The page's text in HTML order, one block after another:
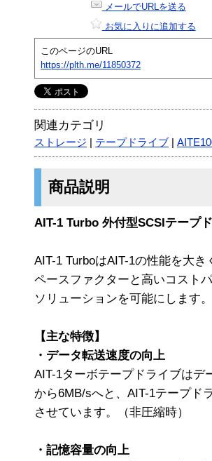
メールでURLを送る
お気に入りに追加する
このページのURL
https://plth.me/11850372
関連カテゴリ
ストレージ テープドライブ
商品説明
AIT-1 Turbo 外付型SCSIテープ
AIT-1 TurboはAIT-1の性能を大
ペースファクターと高いコスト
ソリューションを可能にします。
【主な特徴】
・データ転送速度の向上
AIT-1ターボテープドライブはデ
から6MB/sへと、AIT-1テープド
させています。（非圧縮時）
・記憶容量の向上